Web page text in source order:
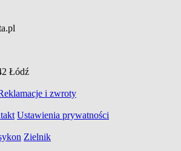
Łódź
i zwroty
Ustawienia prywatności
Zielnik